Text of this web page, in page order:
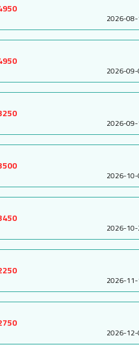
2026-
$
2026-
$
2026-
$
2026-
$
2026-
$
2026-
$
2026-
$